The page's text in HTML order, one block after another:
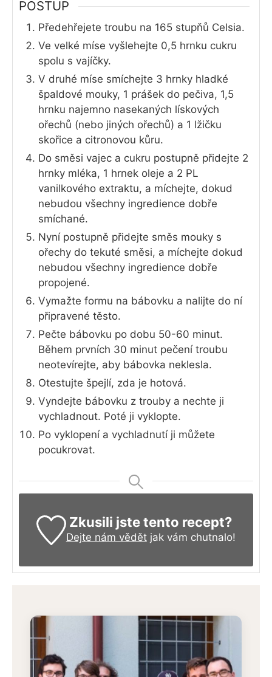
POSTUP
Předehřejete troubu na 165 stupňů Celsia.
Ve velké míse vyšlehejte 0,5 hrnku cukru
spolu s vajíčky.
V druhé míse smíchejte 3 hrnky hladké
špaldové mouky, 1 prášek do pečiva, 1,5
hrnku najemno nasekaných lískových
ořechů (nebo jiných ořechů) a 1 lžičku
skořice a citronovou kůru.
Do směsi vajec a cukru postupně přidejte 2
hrnky mléka, 1 hrnek oleje a 2 PL
vanilkového extraktu, a míchejte, dokud
nebudou všechny ingredience dobře
smíchané.
Nyní postupně přidejte směs mouky s
ořechy do tekuté směsi, a míchejte dokud
nebudou všechny ingredience dobře
propojené.
Vymažte formu na bábovku a nalijte do ní
připravené těsto.
Pečte bábovku po dobu 50-60 minut.
Během prvních 30 minut pečení troubu
neotevírejte, aby bábovka neklesla.
Otestujte špejlí, zda je hotová.
Vyndejte bábovku z trouby a nechte ji
vychladnout. Poté ji vyklopte.
Po vyklopení a vychladnutí ji můžete
pocukrovat.
Zkusili jste tento recept?
Dejte nám vědětjak vám chutnalo!